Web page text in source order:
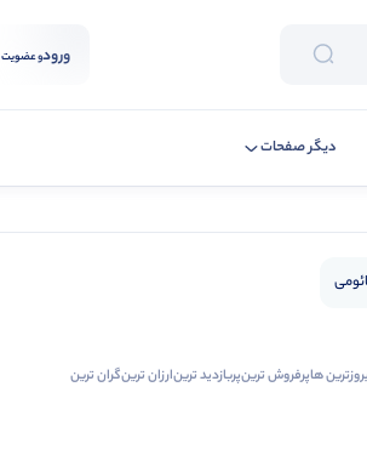
ورودو عضویت
دیگر صفحات
بروزترین هاپرفروش ترینپربازدید ترینارزان ترینگران ترین